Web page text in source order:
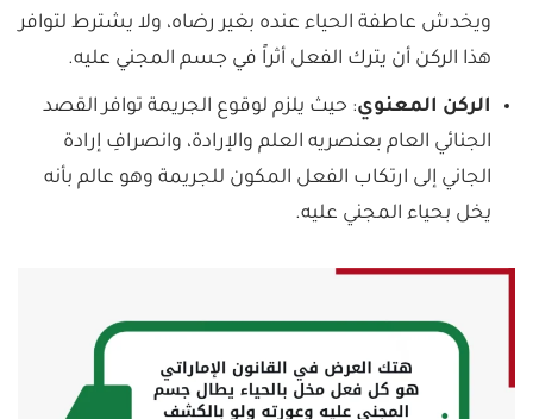
ويخدش عاطفة الحياء عنده بغير رضاه، ولا يشترط لتوافر
هذا الركن أن يترك الفعل أثراً في جسم المجني عليه.
الركن المعنوي: حيث يلزم لوقوع الجريمة توافر القصد
الجنائي العام بعنصريه العلم والإرادة، وانصرافِ إرادة
الجاني إلى ارتكاب الفعل المكون للجريمة وهو عالم بأنه
يخل بحياء المجني عليه.